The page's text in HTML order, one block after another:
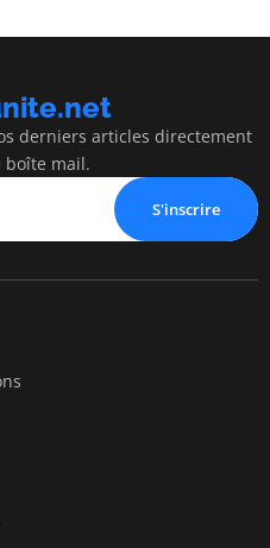
derniers articles directement
boîte mail.
S'inscrire